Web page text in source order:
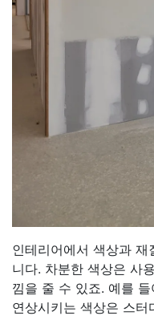
인테리어에서 색상과
니다. 차분한 색상은 사
낌을 줄 수 있죠. 예를
연상시키는 색상은 스터